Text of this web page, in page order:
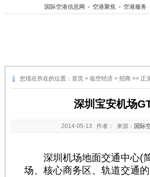
国际空港信息网 - 空港聚焦 - 空港服务
您现在所在的位置： 首页 > 临空经济 > 招商 >> 正
深圳宝安机场
2014-05-13 作者： 来源： 国际
深圳机场地面交通中心(简
场、核心商务区、轨道交通